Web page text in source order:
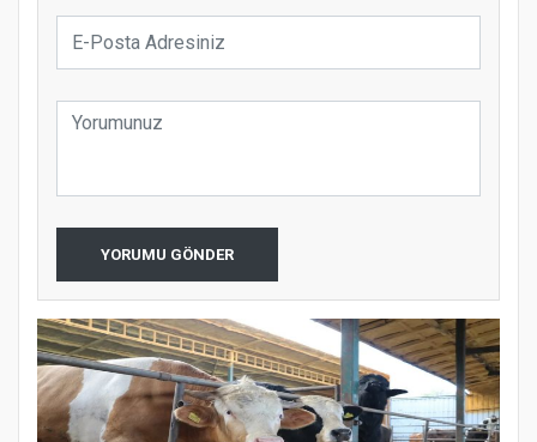
YORUMU GÖNDER